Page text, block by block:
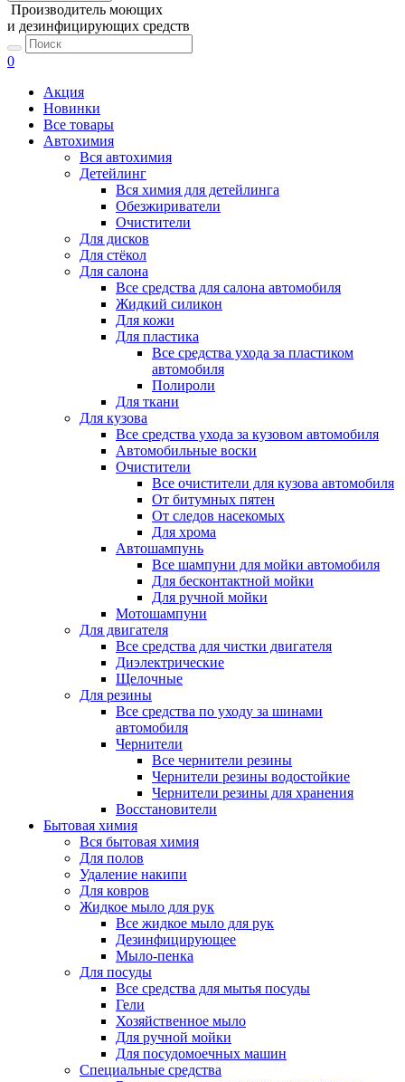
Производитель моющих
и дезинфицирующих средств
0
Акция
Новинки
Все товары
Автохимия
Вся автохимия
Детейлинг
Вся химия для детейлинга
Обезжириватели
Очистители
Для дисков
Для стёкол
Для салона
Все средства для салона автомобиля
Жидкий силикон
Для кожи
Для пластика
Все средства ухода за пластиком
автомобиля
Полироли
Для ткани
Для кузова
Все средства ухода за кузовом автомобиля
Автомобильные воски
Очистители
Все очистители для кузова автомобиля
От битумных пятен
От следов насекомых
Для хрома
Автошампунь
Все шампуни для мойки автомобиля
Для бесконтактной мойки
Для ручной мойки
Мотошампуни
Для двигателя
Все средства для чистки двигателя
Диэлектрические
Щелочные
Для резины
Все средства по уходу за шинами
автомобиля
Чернители
Все чернители резины
Чернители резины водостойкие
Чернители резины для хранения
Восстановители
Бытовая химия
Вся бытовая химия
Для полов
Удаление накипи
Для ковров
Жидкое мыло для рук
Все жидкое мыло для рук
Дезинфицирующее
Мыло-пенка
Для посуды
Все средства для мытья посуды
Гели
Хозяйственное мыло
Для ручной мойки
Для посудомоечных машин
Специальные средства